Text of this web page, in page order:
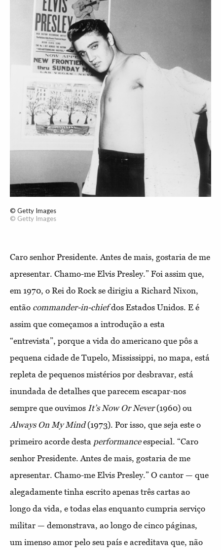
© Getty Images
© Getty Images
Caro senhor Presidente. Antes de mais, gostaria de me
apresentar. Chamo-me Elvis Presley.” Foi assim que,
em 1970, o Rei do Rock se dirigiu a Richard Nixon,
então commander-in-chiefdos Estados Unidos. E é
assim que começamos a introdução a esta
“entrevista”, porque a vida do americano que pôs a
pequena cidade de Tupelo, Mississippi, no mapa, está
repleta de pequenos mistérios por desbravar, está
inundada de detalhes que parecem escapar-nos
sempre que ouvimos It’s Now Or Never(1960) ou
Always On My Mind(1973). Por isso, que seja este o
primeiro acorde desta performanceespecial. “Caro
senhor Presidente. Antes de mais, gostaria de me
apresentar. Chamo-me Elvis Presley.” O cantor — que
alegadamente tinha escrito apenas três cartas ao
longo da vida, e todas elas enquanto cumpria serviço
militar — demonstrava, ao longo de cinco páginas,
um imenso amor pelo seu país e acreditava que, não